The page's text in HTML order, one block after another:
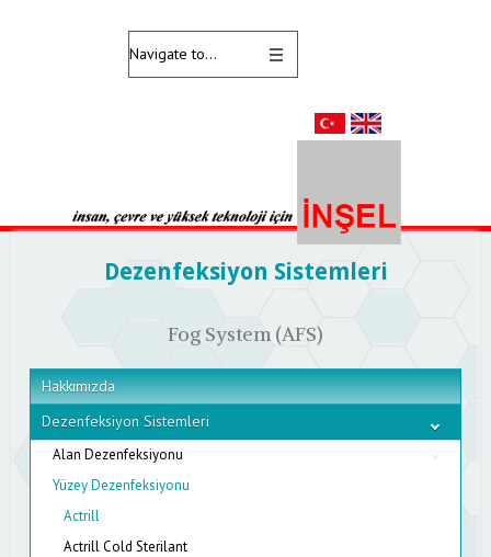
Dezenfeksiyon Sistemleri
Fog System (AFS)
Hakkımızda
Dezenfeksiyon Sistemleri
Alan Dezenfeksiyonu
Yüzey Dezenfeksiyonu
Actrill
Actrill Cold Sterilant